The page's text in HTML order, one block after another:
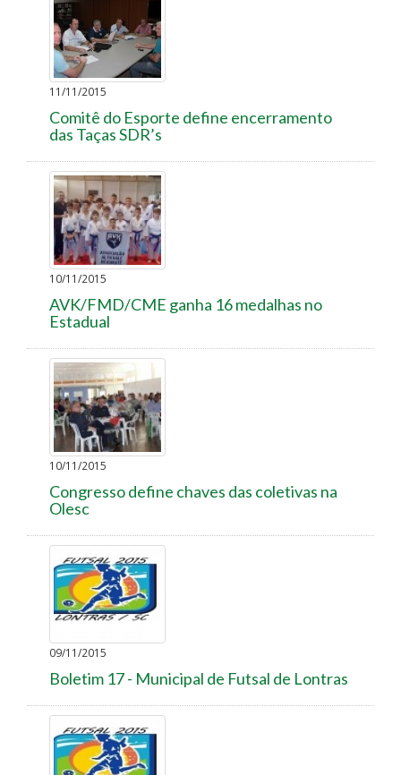
11/11/2015
Comitê do Esporte define encerramento
das Taças SDR’s
10/11/2015
AVK/FMD/CME ganha 16 medalhas no
Estadual
10/11/2015
Congresso define chaves das coletivas na
Olesc
09/11/2015
Boletim 17 - Municipal de Futsal de Lontras